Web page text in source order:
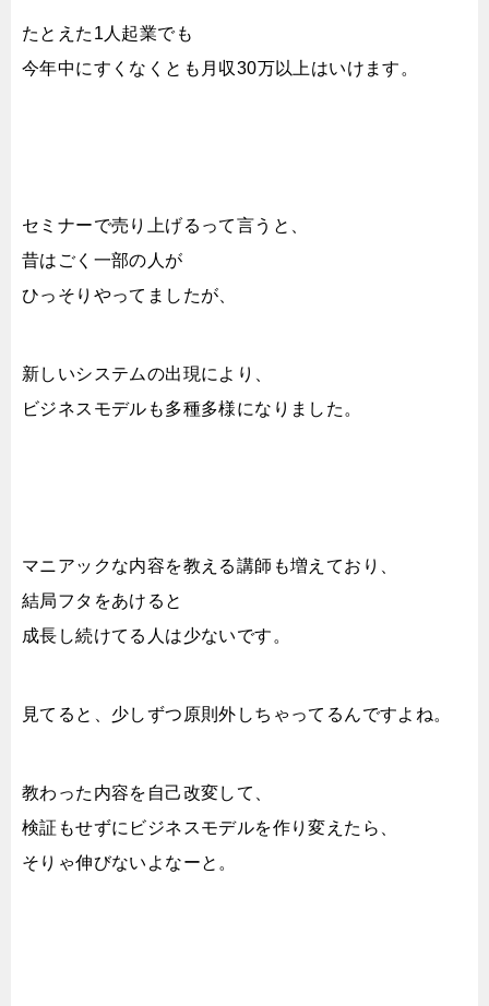
たとえた1人起業でも
今年中にすくなくとも月収30万以上はいけます。
セミナーで売り上げるって言うと、
昔はごく一部の人が
ひっそりやってましたが、
新しいシステムの出現により、
ビジネスモデルも多種多様になりました。
マニアックな内容を教える講師も増えており、
結局フタをあけると
成長し続けてる人は少ないです。
見てると、少しずつ原則外しちゃってるんですよね。
教わった内容を自己改変して、
検証もせずにビジネスモデルを作り変えたら、
そりゃ伸びないよなーと。